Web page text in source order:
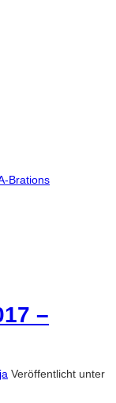
Brations
–
Veröffentlicht unter